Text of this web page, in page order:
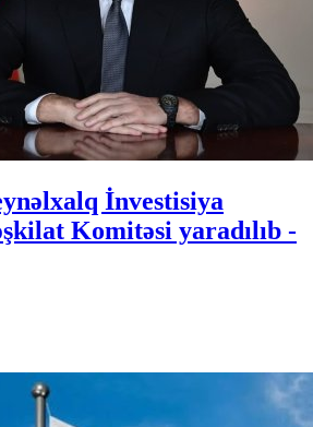
İnvestisiya
Komitəsi yaradılıb -